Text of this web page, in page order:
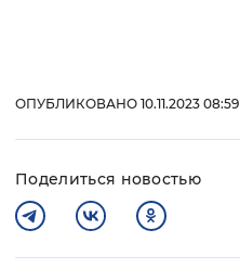
ОПУБЛИКОВАНО 10.11.2023 08:59
Поделиться новостью